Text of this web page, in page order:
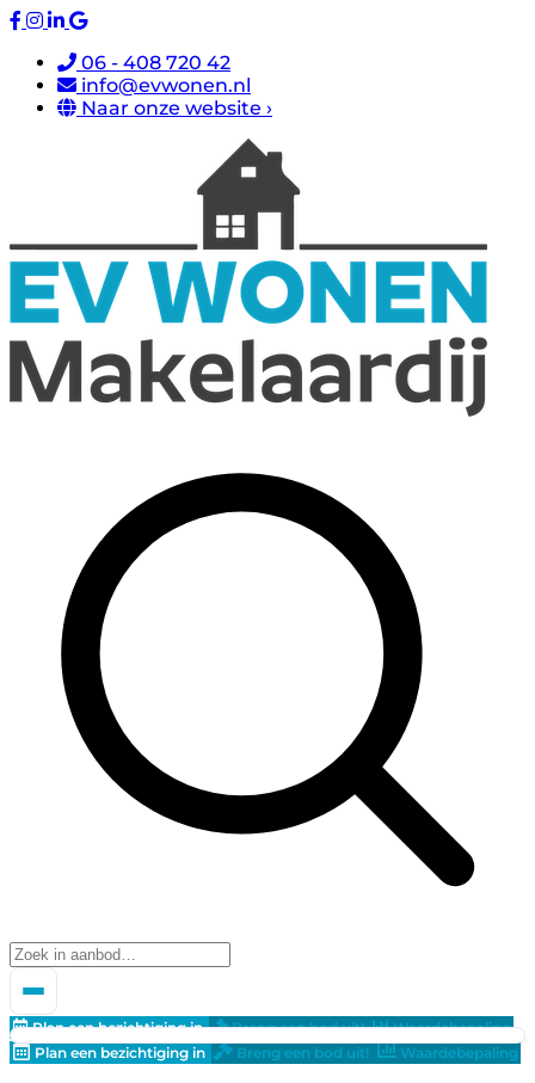
06 - 408 720 42
info@evwonen.nl
Naar onze website ›
Plan een bezichtiging in Breng een bod uit!
Waardebepaling
Plan een bezichtiging in
Breng een bod uit! Waardebepaling